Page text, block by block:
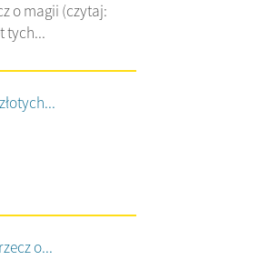
o magii (czytaj:
tych...
o...